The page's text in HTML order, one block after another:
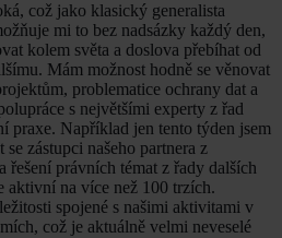
což jako klasický generalista
mi to bez nadsázky každý den,
kolem světa a doslova přebíhat od
Mám možnost hodně se věnovat
problematice ochrany dat a
s největšími experty z řad
praxe. Například jen tento týden jsem
se zástupci našeho partnera z
řešení právních témat z řady dalších
na více než 100 trzích.
spojené s našimi aktivitami v
což je aktuálně velmi neveselé